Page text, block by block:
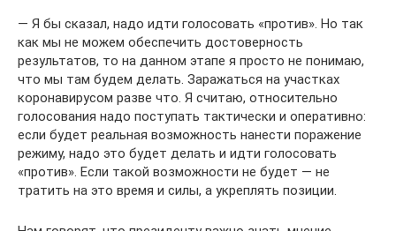
— Я бы сказал, надо идти голосовать «против». Но так
как мы не можем обеспечить достоверность
результатов, то на данном этапе я просто не понимаю,
что мы там будем делать. Заражаться на участках
коронавирусом разве что. Я считаю, относительно
голосования надо поступать тактически и оперативно:
если будет реальная возможность нанести поражение
режиму, надо это будет делать и идти голосовать
«против». Если такой возможности не будет — не
тратить на это время и силы, а укреплять позиции.